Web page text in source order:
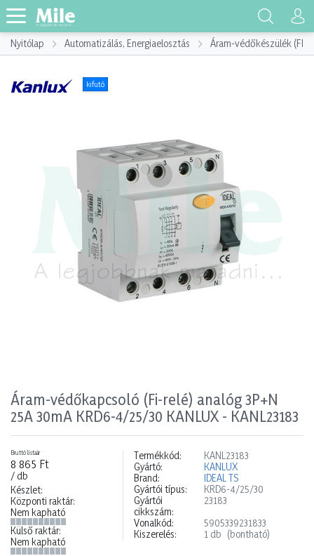
Nyitólap Automatizálás, Energiaelosztás Áram-védőkészülék (FI)
kifutó
Áram-védőkapcsoló (Fi-relé) analóg 3P+N
25A 30mA KRD6-4/25/30 KANLUX - KANL23183
Bruttó listaár
8 865 Ft
/ db
Készlet:
Központi raktár:
Nem kapható
Külső raktár:
Nem kapható
Termékkód:
KANL23183
Gyártó:
KANLUX
Brand:
IDEAL TS
Gyártói típus:
KRD6-4/25/30
Gyártói
cikkszám:
23183
Vonalkód:
5905339231833
Kiszerelés:
1 db (bontható)